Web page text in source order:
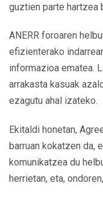
guztien parte hartzea
ANERR foroaren
efizienterako
informazioa ematea.
arrakasta kasuak
ezagutu ahal izateko.
Ekitaldi honetan,
barruan kokatzen da,
komunikatzea du
herrietan, eta,